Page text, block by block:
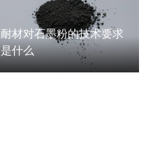
耐材对石墨粉的技术要求
是什么